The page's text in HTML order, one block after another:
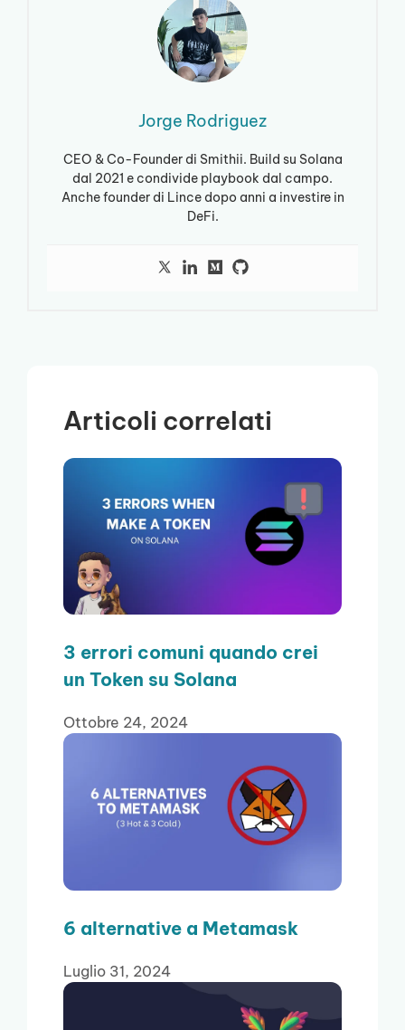
Jorge Rodriguez
CEO & Co-Founder di Smithii. Build su Solana
dal 2021 e condivide playbook dal campo.
Anche founder di Lince dopo anni a investire in
DeFi.
Articoli correlati
3 errori comuni quando crei
un Token su Solana
Ottobre 24, 2024
6 alternative a Metamask
Luglio 31, 2024